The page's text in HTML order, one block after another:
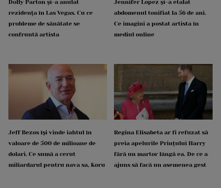
Dolly Parton și-a anulat
rezidența în Las Vegas. Cu ce
probleme de sănătate se
confruntă artista
Jennifer Lopez și-a etalat
abdomenul tonifiat la 56 de ani.
Ce imagini a postat artista în
mediul online
Jeff Bezos își vinde iahtul în
valoare de 500 de milioane de
dolari. Ce sumă a cerut
miliardarul pentru nava sa, Koru
Regina Elisabeta ar fi refuzat să
preia apelurile Prințului Harry
fără un martor lângă ea. De ce a
ajuns să facă un asemenea gest